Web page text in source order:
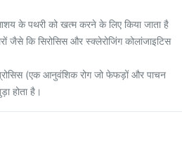
के पथरी को खत्म करने के लिए किया जाता है
जैसे कि सिरोसिस और स्क्लेरोजिंग कोलांजाइटिस
(एक आनुवंशिक रोग जो फेफड़ों और पाचन
होता है।